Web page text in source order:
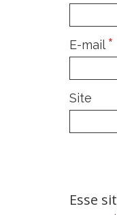
E-mail *
Site
Esse